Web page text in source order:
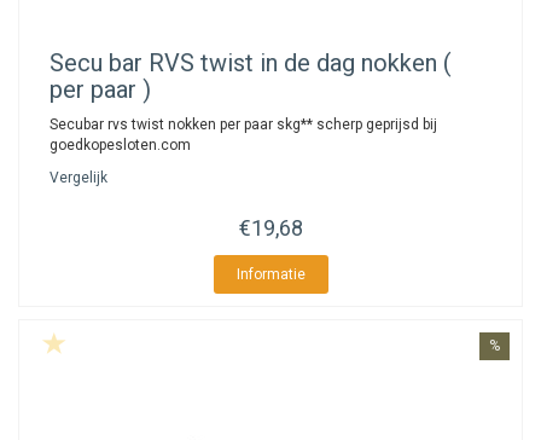
Secu bar RVS twist in de dag nokken (
per paar )
Secubar rvs twist nokken per paar skg** scherp geprijsd bij
goedkopesloten.com
Vergelijk
€19,68
Informatie
%